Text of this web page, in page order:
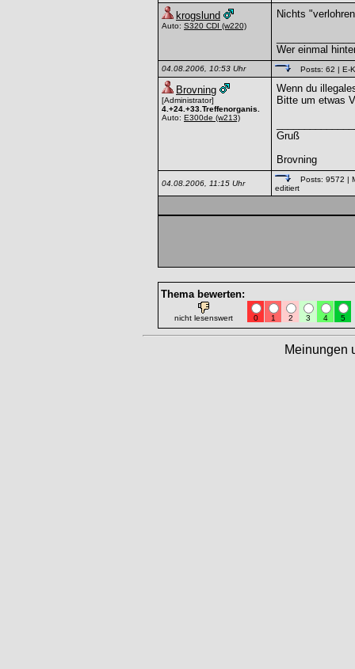
krogslund
Auto: S320 CDI (w220)
Nichts
Wer einmal
04.08.2006, 10:53 Uhr Posts: 62 | E-
Brovning
[Administrator]
4.+24.+33.Treffenorganis.
Auto: E300de (w213)
Wenn du
Bitte um etwas
Gruß
Brovning
04.08.2006, 11:15 Uhr Posts: 9572 |
editiert
Thema bewerten:
nicht lesenswert 0 1 2 3 4 5
Meinungen